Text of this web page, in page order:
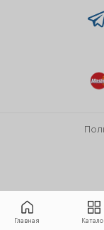
Главная